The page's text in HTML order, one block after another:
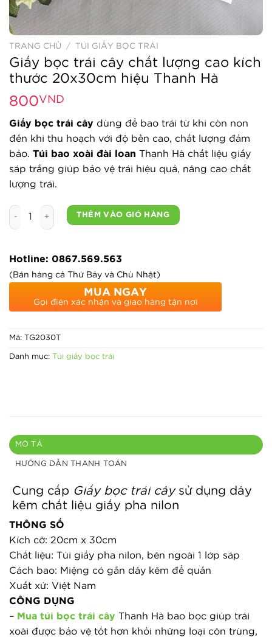
TRANG CHỦ / TÚI GIẤY BỌC TRÁI
Giấy bọc trái cây chất lượng cao kích
thước 20x30cm hiệu Thanh Hà
800VND
Giấy bọc trái cây dùng để bao trái từ khi còn non
đến khi thu hoạch với độ bền cao, chất lượng đảm
bảo. Túi bao xoài đài loan Thanh Hà chất liệu giấy
sáp trắng giúp bảo vệ trái hiệu quả, nâng cao chất
lượng trái.
Giấy bọc trái cây chất lượng cao kích thước 20x30cm hiệu
THÊM VÀO GIỎ HÀNG
Hotline: 0867.569.563
(Bán hàng cả Thứ Bảy và Chủ Nhật)
MUA NGAY
Gọi điện xác nhận và giao hàng tận nơi
Mã: TG2030T
Danh mục: Túi giấy bọc trái
MÔ TẢ
HƯỚNG DẪN THANH TOÁN
Cung cấp Giấy bọc trái câysử dụng dây
kẽm chất liệu giấy pha nilon
THÔNG SỐ
Kích cỡ: 20cm x 30cm
Chất liệu: Túi giấy pha nilon, bên ngoài 1 lớp sáp
Cách bao: Miệng có gắn dây kẽm để quấn
Xuất xứ: Việt Nam
CÔNG DỤNG
– Mua túi bọc trái cây Thanh Hà bao bọc giúp trái
xoài được bảo vệ tốt hơn khỏi những loại côn trùng,